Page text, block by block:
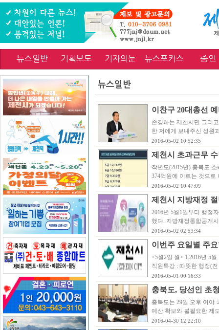
뉴스일반 기획보도 기자의눈 뉴스포커스 줌인
뉴스일반
이찬구 20대총선
존경하는 제천시민 그리
한 저에게 보내주신 성원
2016-05-02 10:52:35
제천시 초과근무
작년도(2015년) 충북도
374억원에 이르는 것으
2016-05-02 10:47:09
제천시 지방재정
2016년 5월1일부터 행정
했다. 지방재정통합공개
2016-05-02 02:53:34
이번주 요일별 주
<5월2일 월> 1.2016년 5
직원특강 : 따뜻한 행정(
2016-05-01 00:16:33
충북도, 당선인 초
충북도는 29일 오후 여야
예산 확보와 불필요한 제
2016-04-30 12:22:10